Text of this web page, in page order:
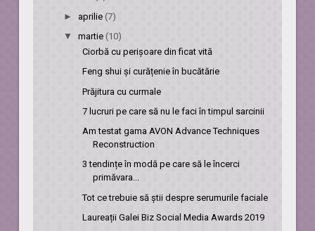
► aprilie (7)
▼ martie (10)
Ciorbă cu perișoare din ficat vită
Feng shui și curățenie în bucătărie
Prăjitura cu curmale
7 lucruri pe care să nu le faci în timpul sarcinii
Am testat gama AVON Advance Techniques
Reconstruction
3 tendințe în modă pe care să le încerci
primăvara...
Tot ce trebuie să știi despre serumurile faciale
Laureații Galei Biz Social Media Awards 2019